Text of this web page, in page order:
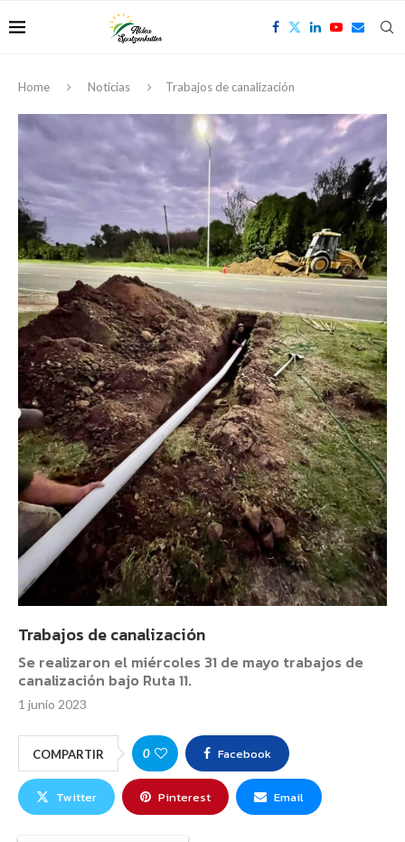
Home Noticias Trabajos de canalización
Trabajos de canalización
Se realizaron el miércoles 31 de mayo trabajos de
canalización bajo Ruta 11.
1 junio 2023
COMPARTIR 0 Facebook
Twitter Pinterest Email